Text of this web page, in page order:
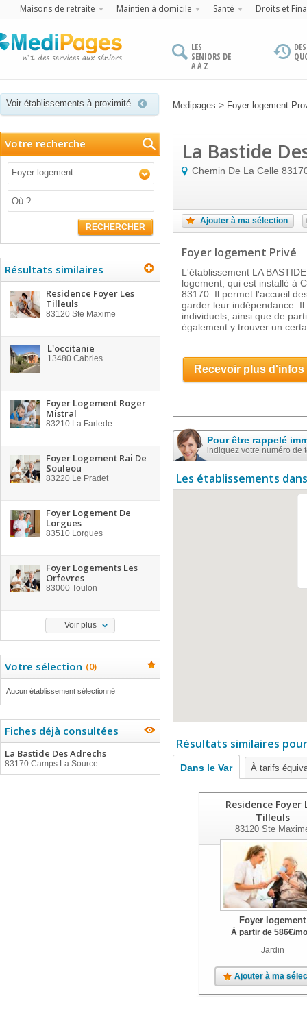
Maisons de retraite Maintien à domicile Santé Droits et
LES
SENIORS DE
A À Z
Voir établissements à proximité Medipages > Foyer logement
Votre recherche
Foyer logement
RECHERCHER
Résultats similaires
Residence Foyer Les
Tilleuls
83120 Ste Maxime
L'occitanie
13480 Cabries
Foyer Logement Roger
Mistral
83210 La Farlede
Foyer Logement Rai De
Souleou
83220 Le Pradet
Foyer Logement De
Lorgues
83510 Lorgues
Foyer Logements Les
Orfevres
83000 Toulon
Voir plus
Votre sélection (0)
Aucun établissement sélectionné
Fiches déjà consultées
La Bastide Des Adrechs
83170 Camps La Source
La Bastide
Chemin De La Celle
Ajouter à ma sélection
Foyer logement Privé
L'établissement LA
logement, qui est installé à
83170. Il permet l'accueil
garder leur indépendance.
individuels, ainsi que de
également y trouver un certa
Recevoir plus d'infos
Pour être rappelé
indiquez votre numéro de
Les établissements
Résultats similaires
Dans le Var À tarifs
Residence Foyer
Tilleuls
83120 Ste
Foyer logement
À partir de 586€/
Jardin
Ajouter à ma